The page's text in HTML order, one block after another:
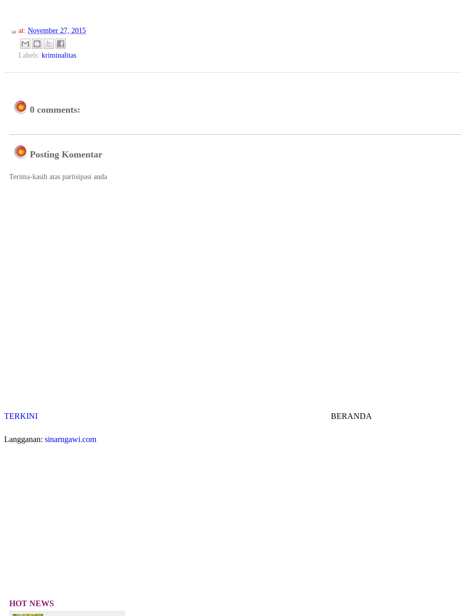
at: November 27, 2015
Labels: kriminalitas
0 comments:
Posting Komentar
Terima-kasih atas partisipasi anda
TERKINI BERANDA
Langganan: sinarngawi.com
HOT NEWS